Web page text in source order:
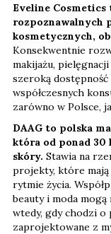
Eveline Cosmetics
rozpoznawalnych
kosmetycznych,
Konsekwentnie
makijażu, pielęgnacji
szeroką
współczesnych
zarówno w Polsce,
DAAG to polska
która od ponad
skóry. Stawia na
projekty, które
rytmie życia.
beauty i moda mogą
wtedy, gdy chodzi
zaprojektowane z